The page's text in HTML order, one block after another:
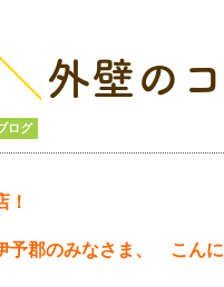
外壁の
ログ
！
予郡のみなさま、 こんに